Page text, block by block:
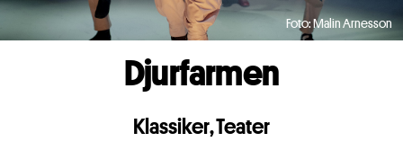
Foto: Malin Arnesson
Djurfarmen
Klassiker,Teater